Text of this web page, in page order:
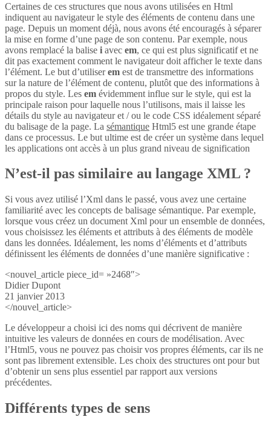
Certaines de ces structures que nous avons utilisées en Html
indiquent au navigateur le style des éléments de contenu dans une
page. Depuis un moment déjà, nous avons été encouragés à séparer
la mise en forme d’une page de son contenu. Par exemple, nous
avons remplacé la balise i avec em, ce qui est plus significatif et ne
dit pas exactement comment le navigateur doit afficher le texte dans
l’élément. Le but d’utiliserem est de transmettre des informations
sur la nature de l’élément de contenu, plutôt que des informations à
propos du style. Les em évidemment influe sur le style, qui est la
principale raison pour laquelle nous l’utilisons, mais il laisse les
détails du style au navigateur et / ou le code CSS idéalement séparé
du balisage de la page. La sémantique Html5 est une grande étape
dans ce processus. Le but ultime est de créer un système dans lequel
les applications ont accès à un plus grand niveau de signification
N’est-il pas similaire au langage XML ?
Si vous avez utilisé l’Xml dans le passé, vous avez une certaine
familiarité avec les concepts de balisage sémantique. Par exemple,
lorsque vous créez un document Xml pour un ensemble de données,
vous choisissez les éléments et attributs à des éléments de modèle
dans les données. Idéalement, les noms d’éléments et d’attributs
définissent les éléments de données d’une manière significative :
<nouvel_article piece_id= »2468″>
Didier Dupont
21 janvier 2013
</nouvel_article>
Le développeur a choisi ici des noms qui décrivent de manière
intuitive les valeurs de données en cours de modélisation. Avec
l’Html5, vous ne pouvez pas choisir vos propres éléments, car ils ne
sont pas librement extensible. Les choix des structures ont pour but
d’obtenir un sens plus essentiel par rapport aux versions
précédentes.
Différents types de sens